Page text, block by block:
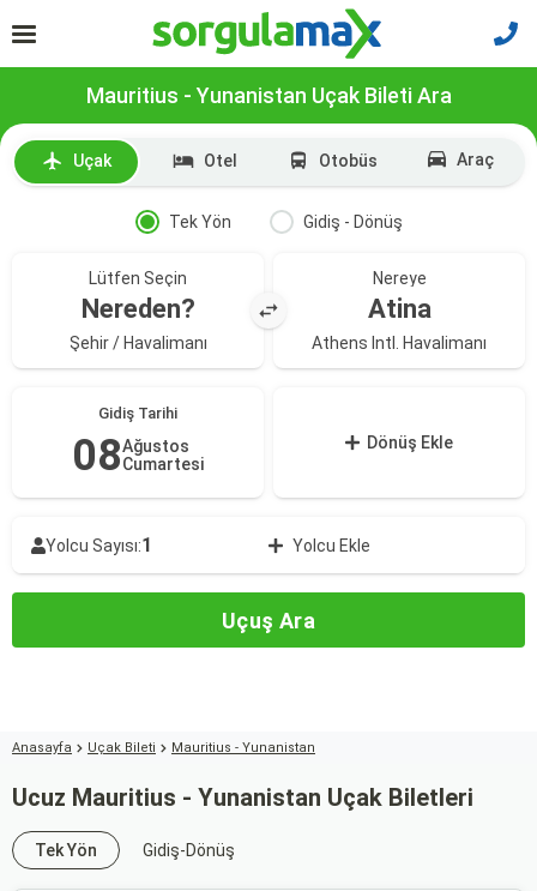
Mauritius - Yunanistan Uçak Bileti Ara
Uçak Otel Otobüs Araç
Tek Yön Gidiş - Dönüş
Lütfen Seçin
Nereden?
Şehir / Havalimanı
Nereye
Atina
Athens Intl. Havalimanı
Gidiş Tarihi
08Ağustos
Cumartesi
Dönüş Ekle
Yolcu Sayısı:1 Yolcu Ekle
Uçuş Ara
Anasayfa Uçak Bileti Mauritius - Yunanistan
Ucuz Mauritius - Yunanistan Uçak Biletleri
Tek Yön Gidiş-Dönüş